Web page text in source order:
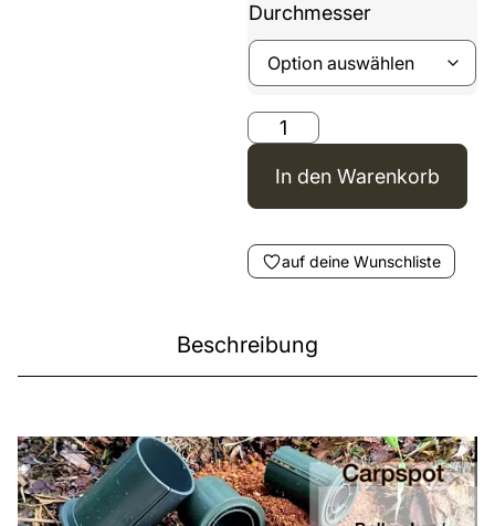
Durchmesser
In den Warenkorb
auf deine Wunschliste
Beschreibung